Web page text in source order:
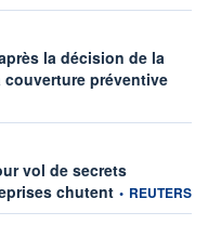
la décision de la
couverture préventive
vol de secrets
chutentinformation
• REUTERS